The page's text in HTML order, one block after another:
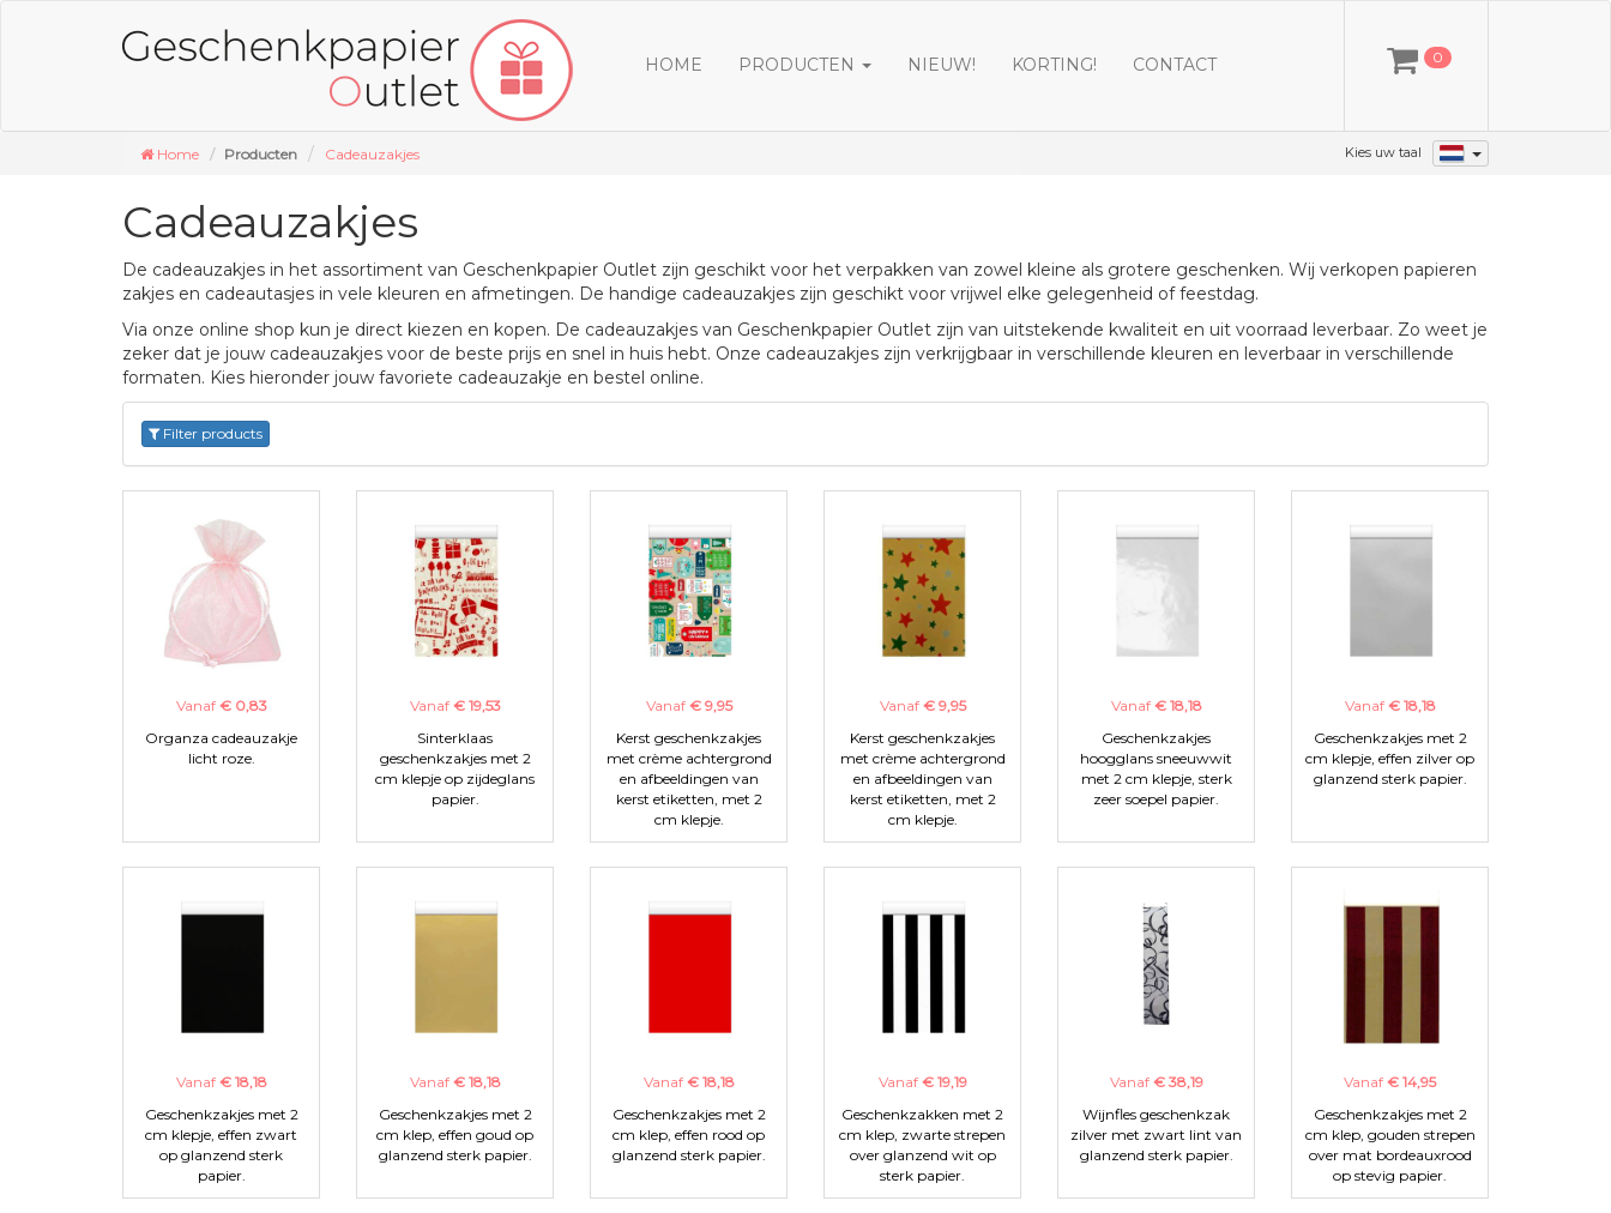
HOME PRODUCTEN NIEUW! KORTING! CONTACT 0
Home Producten Cadeauzakjes Kies uw taal
Cadeauzakjes
De cadeauzakjes in het assortiment van Geschenkpapier Outlet zijn geschikt voor het verpakken van zowel kleine als grotere geschenken. Wij verkopen papieren
zakjes en cadeautasjes in vele kleuren en afmetingen. De handige cadeauzakjes zijn geschikt voor vrijwel elke gelegenheid of feestdag.
Via onze online shop kun je direct kiezen en kopen. De cadeauzakjes van Geschenkpapier Outlet zijn van uitstekende kwaliteit en uit voorraad leverbaar. Zo weet je
zeker dat je jouw cadeauzakjes voor de beste prijs en snel in huis hebt. Onze cadeauzakjes zijn verkrijgbaar in verschillende kleuren en leverbaar in verschillende
formaten. Kies hieronder jouw favoriete cadeauzakje en bestel online.
Filter products
Vanaf € 0,83
Organza cadeauzakje
licht roze.
Vanaf € 19,53
Sinterklaas
geschenkzakjes met 2
cm klepje op zijdeglans
papier.
Vanaf € 9,95
Kerst geschenkzakjes
met crème achtergrond
en afbeeldingen van
kerst etiketten, met 2
cm klepje.
Vanaf € 9,95
Kerst geschenkzakjes
met crème achtergrond
en afbeeldingen van
kerst etiketten, met 2
cm klepje.
Vanaf € 18,18
Geschenkzakjes
hoogglans sneeuwwit
met 2 cm klepje, sterk
zeer soepel papier.
Vanaf € 18,18
Geschenkzakjes met 2
cm klepje, effen zilver op
glanzend sterk papier.
Vanaf € 18,18
Geschenkzakjes met 2
cm klepje, effen zwart
op glanzend sterk
papier.
Vanaf € 18,18
Geschenkzakjes met 2
cm klep, effen goud op
glanzend sterk papier.
Vanaf € 18,18
Geschenkzakjes met 2
cm klep, effen rood op
glanzend sterk papier.
Vanaf € 19,19
Geschenkzakken met 2
cm klep, zwarte strepen
over glanzend wit op
sterk papier.
Vanaf € 38,19
Wijnfles geschenkzak
zilver met zwart lint van
glanzend sterk papier.
Vanaf € 14,95
Geschenkzakjes met 2
cm klep, gouden strepen
over mat bordeauxrood
op stevig papier.